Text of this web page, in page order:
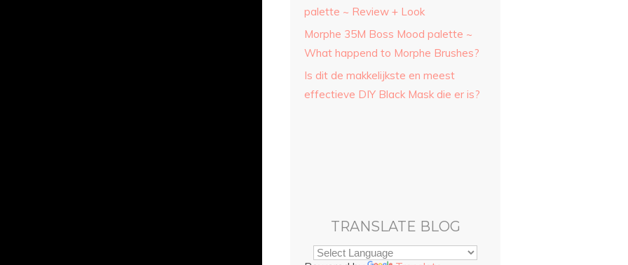
palette ~ Review + Look
Morphe 35M Boss Mood palette ~
What happend to Morphe Brushes?
Is dit de makkelijkste en meest
effectieve DIY Black Mask die er is?
TRANSLATE BLOG